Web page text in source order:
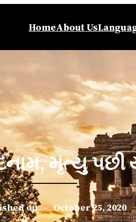
HomeAbout Us
મૃત્યુ પછી
on – October 25, 2020